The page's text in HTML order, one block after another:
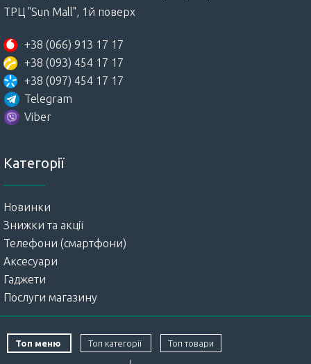
ТРЦ "Sun Mall", 1й поверх
+38 (066) 913 17 17
+38 (093) 454 17 17
+38 (097) 454 17 17
Telegram
Viber
Категорії
Новинки
Знижки та акції
Телефони (смартфони)
Аксесуари
Гаджети
Послуги магазину
Топ меню Топ категорії Топ товари